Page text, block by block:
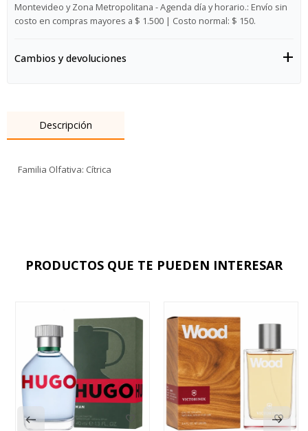
Montevideo y Zona Metropolitana - Agenda día y horario.: Envío sin
costo en compras mayores a $ 1.500 | Costo normal: $ 150.
Cambios y devoluciones
Descripción
Familia Olfativa: Cítrica
PRODUCTOS QUE TE PUEDEN INTERESAR